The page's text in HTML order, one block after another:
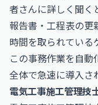
者さんに詳しく聞く
報告書・工程表の更
時間を取られている
この事務作業を自
全体で急速に導入さ
電気工事施工管理技